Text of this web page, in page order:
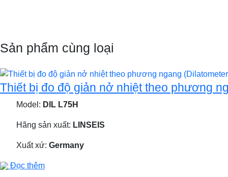
Sản phẩm cùng loại
Thiết bị đo độ giản nở nhiệt theo phương
Model: DIL L75H
Hãng sản xuất: LINSEIS
Xuất xứ: Germany
Đọc thêm